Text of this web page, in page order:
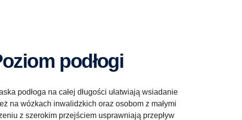
Poziom podłogi
podłoga na całej długości ułatwiają wsiadanie
na wózkach inwalidzkich oraz osobom z małymi
z szerokim przejściem usprawniają przepływ